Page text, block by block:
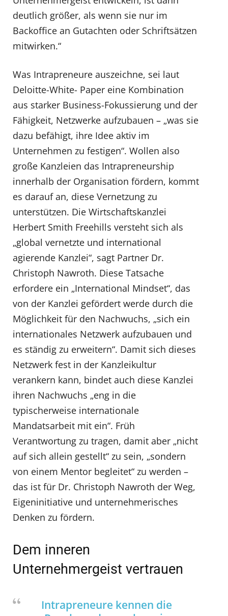
deutlich größer, als wenn sie nur im
Backoffice an Gutachten oder Schriftsätzen
mitwirken.“
Was Intrapreneure auszeichne, sei laut
Deloitte-White- Paper eine Kombination
aus starker Business-Fokussierung und der
Fähigkeit, Netzwerke aufzubauen – „was sie
dazu befähigt, ihre Idee aktiv im
Unternehmen zu festigen“. Wollen also
große Kanzleien das Intrapreneurship
innerhalb der Organisation fördern, kommt
es darauf an, diese Vernetzung zu
unterstützen. Die Wirtschaftskanzlei
Herbert Smith Freehills versteht sich als
„global vernetzte und international
agierende Kanzlei“, sagt Partner Dr.
Christoph Nawroth. Diese Tatsache
erfordere ein „International Mindset“, das
von der Kanzlei gefördert werde durch die
Möglichkeit für den Nachwuchs, „sich ein
internationales Netzwerk aufzubauen und
es ständig zu erweitern“. Damit sich dieses
Netzwerk fest in der Kanzleikultur
verankern kann, bindet auch diese Kanzlei
ihren Nachwuchs „eng in die
typischerweise internationale
Mandatsarbeit mit ein“. Früh
Verantwortung zu tragen, damit aber „nicht
auf sich allein gestellt“ zu sein, „sondern
von einem Mentor begleitet“ zu werden –
das ist für Dr. Christoph Nawroth der Weg,
Eigeninitiative und unternehmerisches
Denken zu fördern.
Dem inneren
Unternehmergeist vertrauen
Intrapreneure kennen die